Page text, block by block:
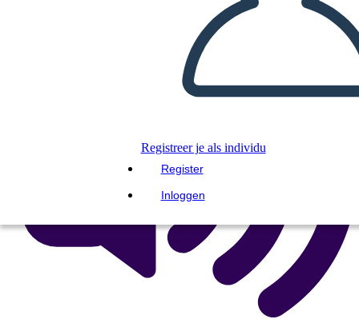
Registreer je als individu
Register
Inloggen